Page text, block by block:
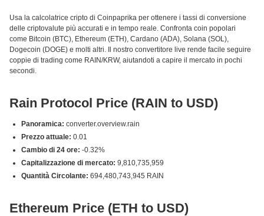
Usa la calcolatrice cripto di Coinpaprika per ottenere i tassi di conversione
delle criptovalute più accurati e in tempo reale. Confronta coin popolari
come Bitcoin (BTC), Ethereum (ETH), Cardano (ADA), Solana (SOL),
Dogecoin (DOGE) e molti altri. Il nostro convertitore live rende facile seguire
coppie di trading come RAIN/KRW, aiutandoti a capire il mercato in pochi
secondi.
Rain Protocol Price (RAIN to USD)
Panoramica: converter.overview.rain
Prezzo attuale: 0.01
Cambio di 24 ore: -0.32%
Capitalizzazione di mercato: 9,810,735,959
Quantità Circolante: 694,480,743,945 RAIN
Ethereum Price (ETH to USD)